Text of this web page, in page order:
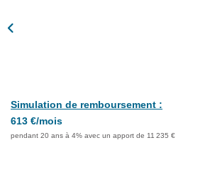
Simulation de remboursement :
613 €/mois
pendant 20 ans à 4% avec un apport de 11 235 €